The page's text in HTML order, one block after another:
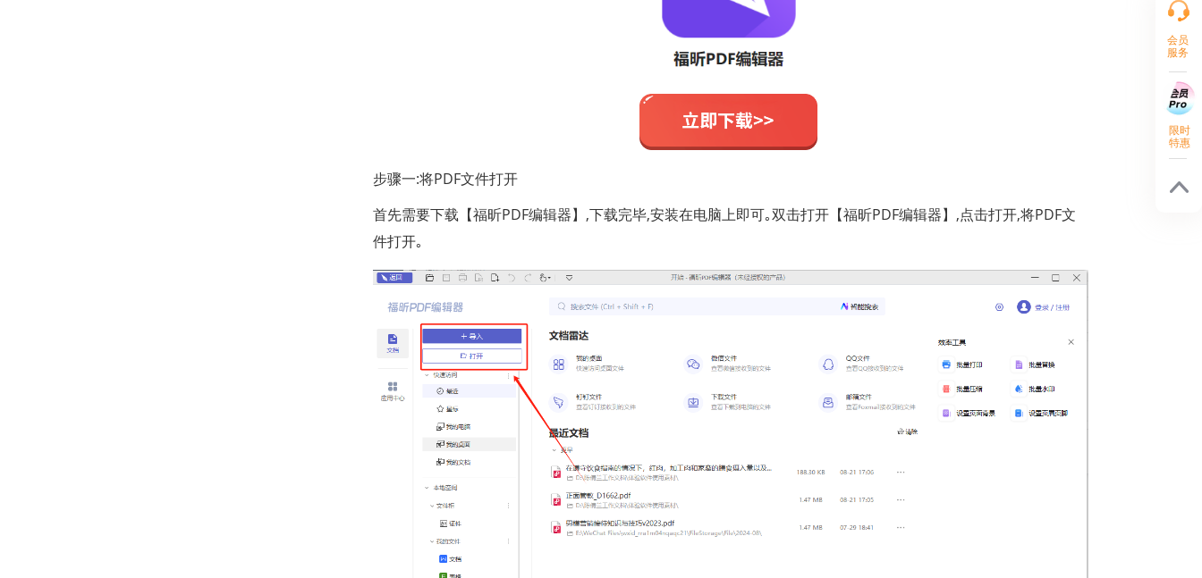
会员
服务
限时
特惠
步骤一:将PDF文件打开
首先需要下载【福昕PDF编辑器】,下载完毕,安装在电脑上即可｡双击打开【福昕PDF编辑器】,点击打开,将PDF文
件打开｡